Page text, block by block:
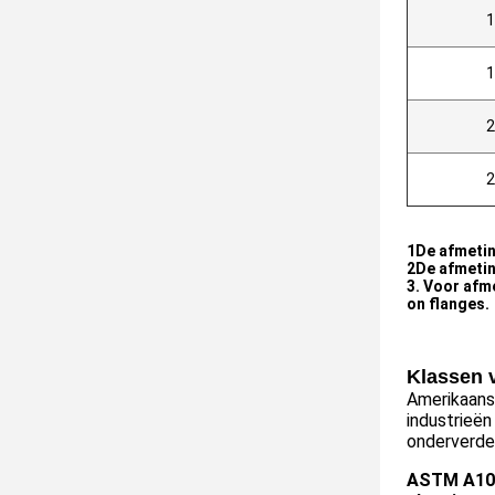
1De
2De
3. Voor
on flanges.
Klassen
ASTM